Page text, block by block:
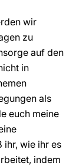
wir
zu
auf den
in
als
euch meine
ihr, wie ihr es
indem